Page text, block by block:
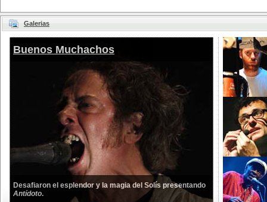
Galerias
Buenos Muchachos
Desafiaron el esplendor y la magia del Solís presentando
Antídoto.